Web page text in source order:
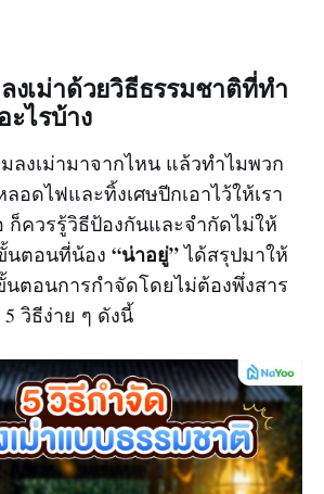
งเม่าด้วยวิธีธรรมชาติที่ทำ
ะไรบ้าง
ลงเม่ามาจากไหน แล้วทำไมพวก
อดไฟและทิ้งเศษปีกเอาไว้ให้เรา
ก็ควรรู้วิธีป้องกันและจำกัดไม่ให้
นตอนที่น้อง “น่าอยู่”ได้สรุปมาให้
ตอนการกำจัดโดยไม่ต้องพึ่งสาร
วิธีง่าย ๆ ดังนี้